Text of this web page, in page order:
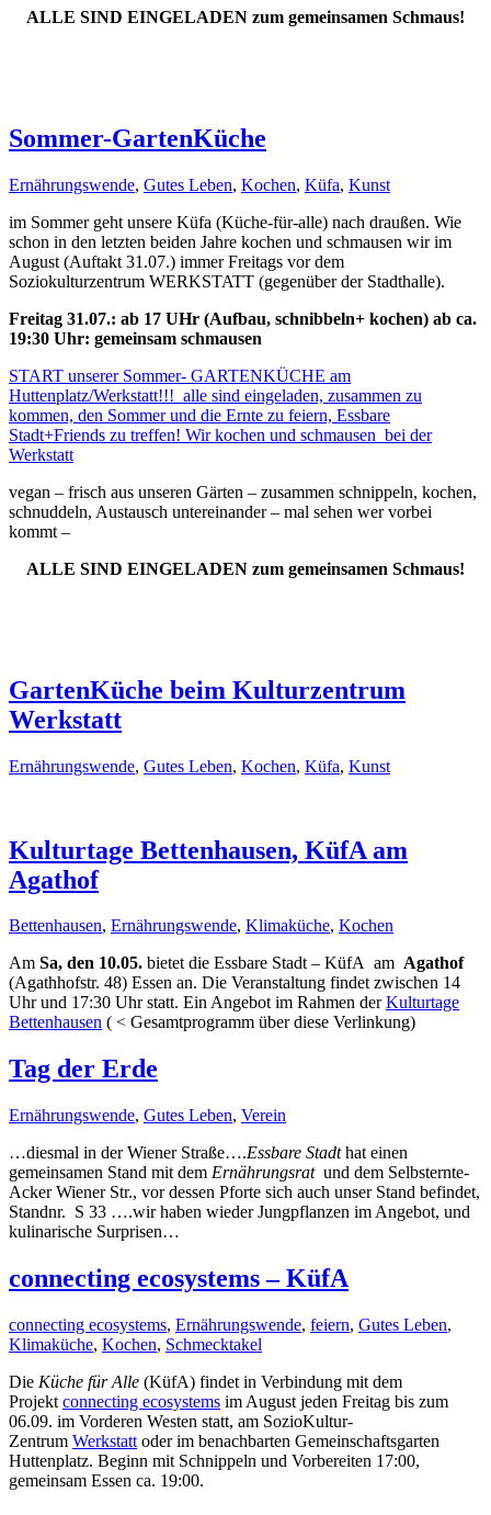
ALLE SIND EINGELADEN zum gemeinsamen Schmaus!
Sommer-GartenKüche
Ernährungswende, Gutes Leben, Kochen, Küfa, Kunst
im Sommer geht unsere Küfa (Küche-für-alle) nach draußen. Wie
schon in den letzten beiden Jahre kochen und schmausen wir im
August (Auftakt 31.07.) immer Freitags vor dem
Soziokulturzentrum WERKSTATT (gegenüber der Stadthalle).
Freitag 31.07.: ab 17 UHr (Aufbau, schnibbeln+ kochen) ab ca.
19:30 Uhr: gemeinsam schmausen
START unserer Sommer- GARTENKÜCHE am
Huttenplatz/Werkstatt!!! alle sind eingeladen, zusammen zu
kommen, den Sommer und die Ernte zu feiern, Essbare
Stadt+Friends zu treffen! Wir kochen und schmausen bei der
Werkstatt
vegan – frisch aus unseren Gärten – zusammen schnippeln, kochen,
schnuddeln, Austausch untereinander – mal sehen wer vorbei
kommt –
ALLE SIND EINGELADEN zum gemeinsamen Schmaus!
GartenKüche beim Kulturzentrum
Werkstatt
Ernährungswende, Gutes Leben, Kochen, Küfa, Kunst
Kulturtage Bettenhausen, KüfA am
Agathof
Bettenhausen, Ernährungswende, Klimaküche, Kochen
Am Sa, den 10.05. bietet die Essbare Stadt – KüfA am Agathof
(Agathhofstr. 48) Essen an. Die Veranstaltung findet zwischen 14
Uhr und 17:30 Uhr statt. Ein Angebot im Rahmen derKulturtage
Bettenhausen ( < Gesamtprogramm über diese Verlinkung)
Tag der Erde
Ernährungswende, Gutes Leben, Verein
…diesmal in der Wiener Straße….Essbare Stadthat einen
gemeinsamen Stand mit dem Ernährungsratund dem Selbsternte-
Acker Wiener Str., vor dessen Pforte sich auch unser Stand befindet,
Standnr. S 33 ….wir haben wieder Jungpflanzen im Angebot, und
kulinarische Surprisen…
connecting ecosystems – KüfA
connecting ecosystems, Ernährungswende, feiern, Gutes Leben,
Klimaküche, Kochen, Schmecktakel
Die Küche für Alle (KüfA) findet in Verbindung mit dem
Projekt connecting ecosystems im August jeden Freitag bis zum
06.09. im Vorderen Westen statt, am SozioKultur-
Zentrum Werkstatt oder im benachbarten Gemeinschaftsgarten
Huttenplatz. Beginn mit Schnippeln und Vorbereiten 17:00,
gemeinsam Essen ca. 19:00.